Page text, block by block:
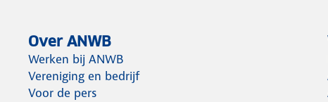
Over ANWB
Werken bij ANWB
Vereniging en bedrijf
Voor de pers